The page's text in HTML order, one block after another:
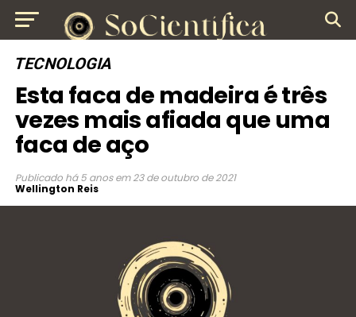
TECNOLOGIA
Esta faca de madeira é três
vezes mais afiada que uma
faca de aço
Publicado há 5 anos em 23 de outubro de 2021
Wellington Reis